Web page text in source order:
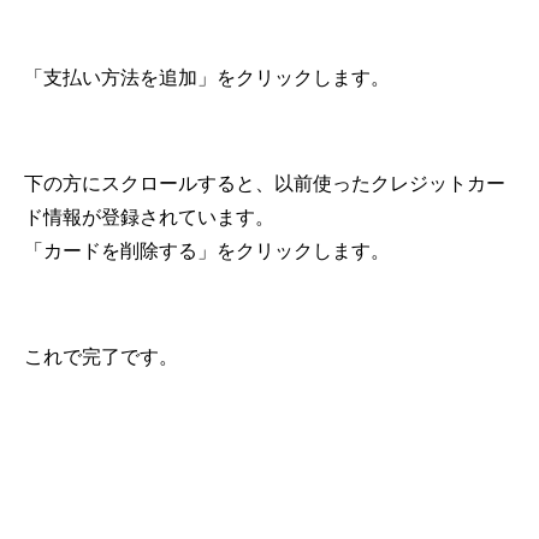
「支払い方法を追加」をクリックします。
下の方にスクロールすると、以前使ったクレジットカー
ド情報が登録されています。
「カードを削除する」をクリックします。
これで完了です。